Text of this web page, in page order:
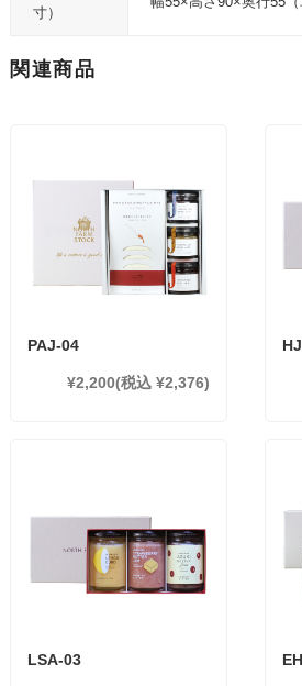
寸）
関連商品
PAJ-04
¥2,200(税込 ¥2,376)
LSA-03